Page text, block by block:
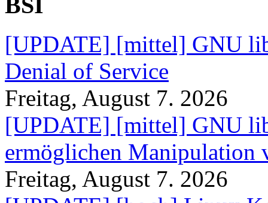
[UPDATE] [mittel] GNU
Denial of Service
Freitag, August 7. 2026
[UPDATE] [mittel] GNU
ermöglichen Manipulation
Freitag, August 7. 2026